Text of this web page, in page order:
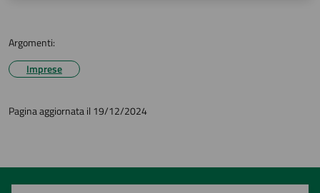
Argomenti:
Imprese
Pagina aggiornata il 19/12/2024